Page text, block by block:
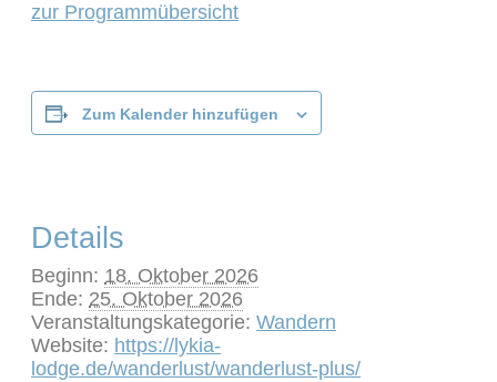
zur Programmübersicht
Zum Kalender hinzufügen
Details
Beginn: 18. Oktober 2026
Ende: 25. Oktober 2026
Veranstaltungskategorie: Wandern
Website: https://lykia-
lodge.de/wanderlust/wanderlust-plus/